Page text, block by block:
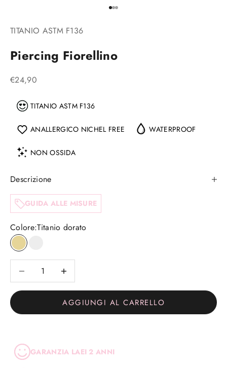
Vai all'articolo 1
Vai all'articolo 2
Vai all'articolo 3
TITANIO ASTM F136
Piercing Fiorellino
Prezzo scontato
€24,90
TITANIO ASTM F136
ANALLERGICO NICHEL FREE WATERPROOF
NON OSSIDA
Descrizione
GUIDA ALLE MISURE
Colore:Titanio dorato
Titanio dorato
Diminuisci quantitàDiminuisci quantità
AGGIUNGI AL CARRELLO
GARANZIA LAEI 2 ANNI